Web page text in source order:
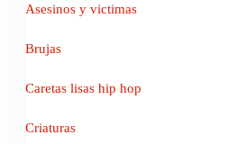
Asesinos y victimas
Brujas
Caretas lisas hip hop
Criaturas